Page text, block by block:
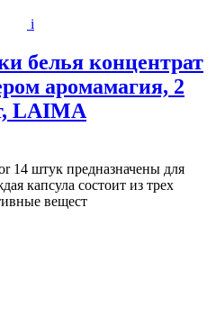
i
белья концентрат
аромамагия, 2
LAIMA
14 штук предназначены для
капсула состоит из трех
вещест